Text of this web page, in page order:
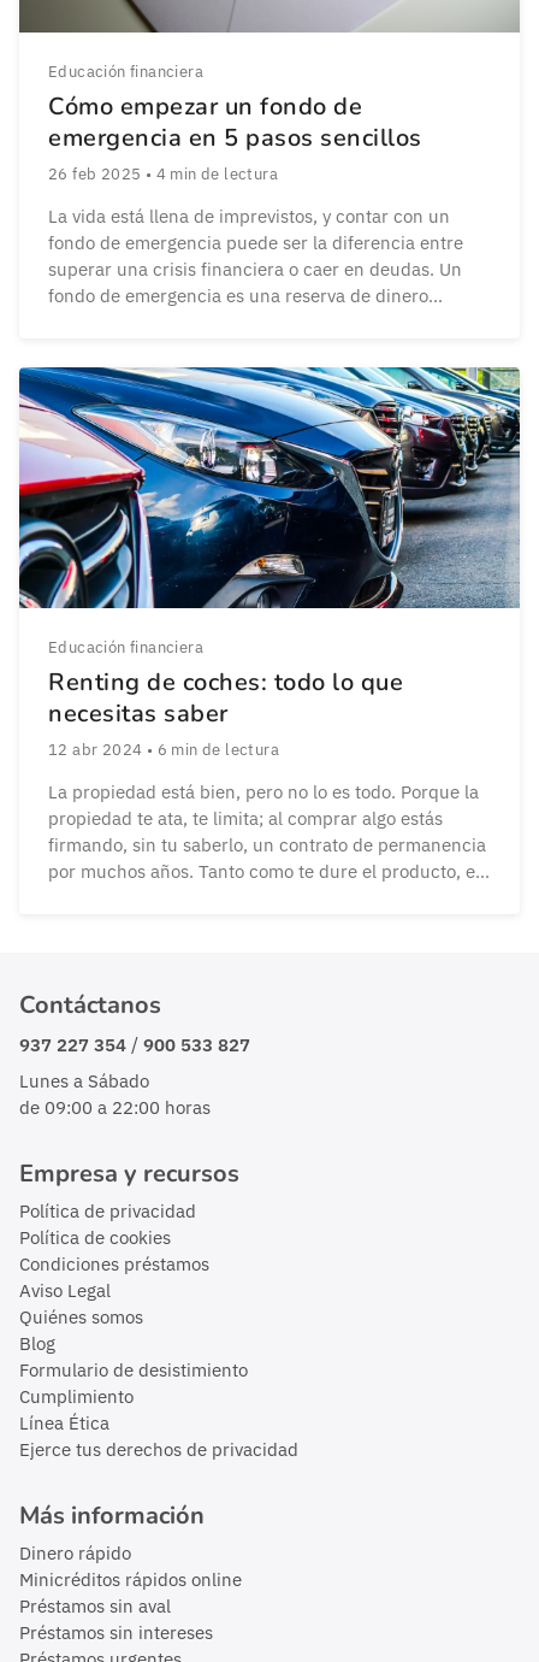
Educación financiera
Cómo empezar un fondo de
emergencia en 5 pasos sencillos
26 feb 2025 • 4 min de lectura
La vida está llena de imprevistos, y contar con un
fondo de emergencia puede ser la diferencia entre
superar una crisis financiera o caer en deudas. Un
fondo de emergencia es una reserva de dinero
pérdida de empleo. Si aún no […]
Educación financiera
Renting de coches: todo lo que
necesitas saber
12 abr 2024 • 6 min de lectura
La propiedad está bien, pero no lo es todo. Porque la
propiedad te ata, te limita; al comprar algo estás
firmando, sin tu saberlo, un contrato de permanencia
por muchos años. Tanto como te dure el producto, en
Contáctanos
937 227 354 / 900 533 827
Lunes a Sábado
de 09:00 a 22:00 horas
Empresa y recursos
Política de privacidad
Política de cookies
Condiciones préstamos
Aviso Legal
Quiénes somos
Blog
Formulario de desistimiento
Cumplimiento
Línea Ética
Ejerce tus derechos de privacidad
Más información
Dinero rápido
Minicréditos rápidos online
Préstamos sin aval
Préstamos sin intereses